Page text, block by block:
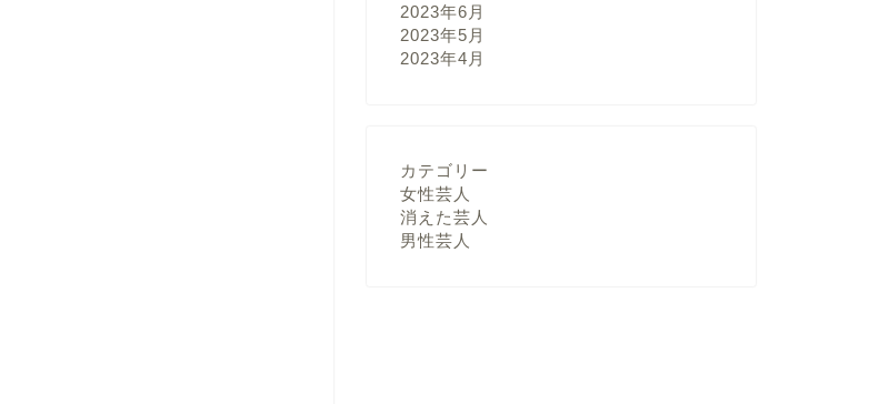
2023年6月
2023年5月
2023年4月
カテゴリー
女性芸人
消えた芸人
男性芸人